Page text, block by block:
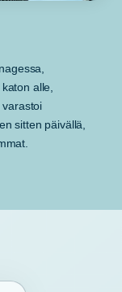
alle,
varastoi
sitten päivällä,